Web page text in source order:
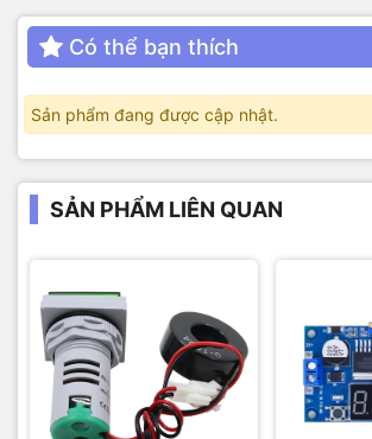
Có thể bạn thích
Sản phẩm đang được cập nhật.
SẢN PHẨM LIÊN QUAN